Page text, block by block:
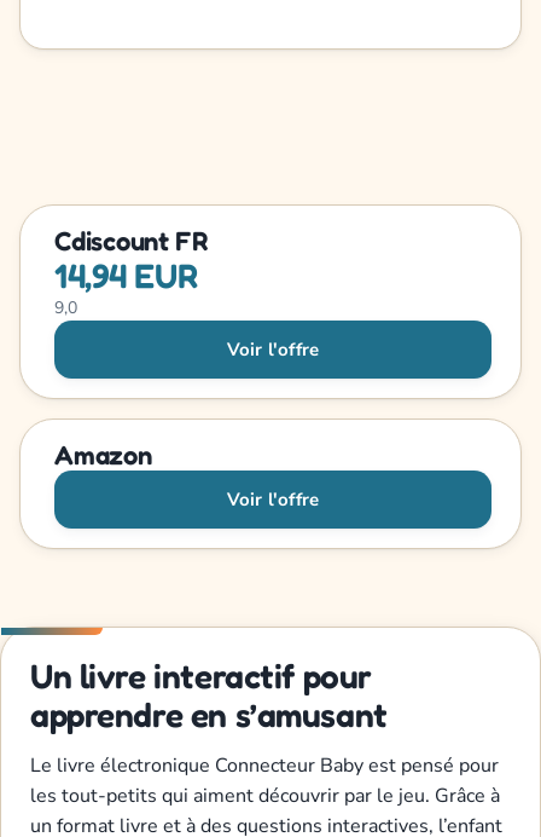
Cdiscount FR
14,94 EUR
9,0
Voir l'offre
Amazon
Voir l'offre
Un livre interactif pour
apprendre en s’amusant
Le livre électronique Connecteur Baby est pensé pour
les tout-petits qui aiment découvrir par le jeu. Grâce à
un format livre et à des questions interactives, l’enfant